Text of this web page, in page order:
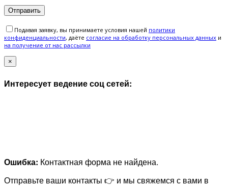
Подавая заявку, вы принимаете условия нашей политики
конфиденциальности, даёте cогласие на обработку персональных данных и
на получение от нас рассылки
×
Интересует ведение соц сетей:
Ошибка: Контактная форма не найдена.
Отправьте ваши контакты 👉 и мы свяжемся с вами в